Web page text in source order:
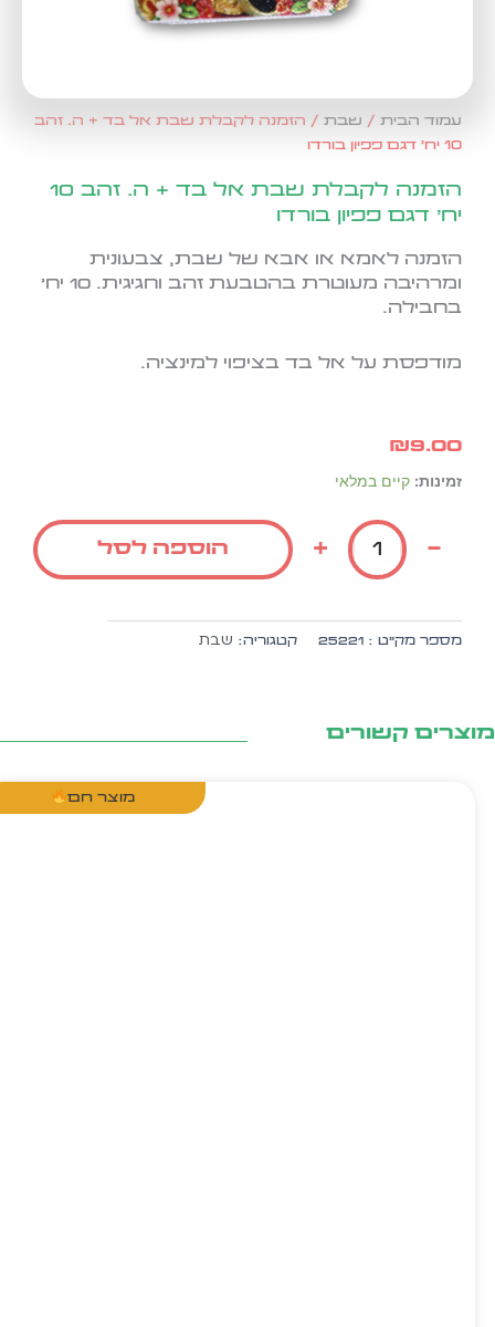
עמוד הבית/שבת/ הזמנה לקבלת שבת אל בד + ה. זהב
הזמנה לקבלת שבת אל בד + ה. זהב 10
יח' דגם פפיון בורדו
הזמנה לאמא או אבא של שבת, צבעונית
ומרהיבה מעוטרת בהטבעת זהב וחגיגית. 10 יח'
בחבילה.
מודפסת על אל בד בציפוי למינציה.
₪9.00
זמינות: קיים במלאי
כמות
הזמנה
לקבלת
שבת
בד
+
הוספה לסל
מספר מק״ט :25221 קטגוריה: שבת
קשורים
מוצר חם